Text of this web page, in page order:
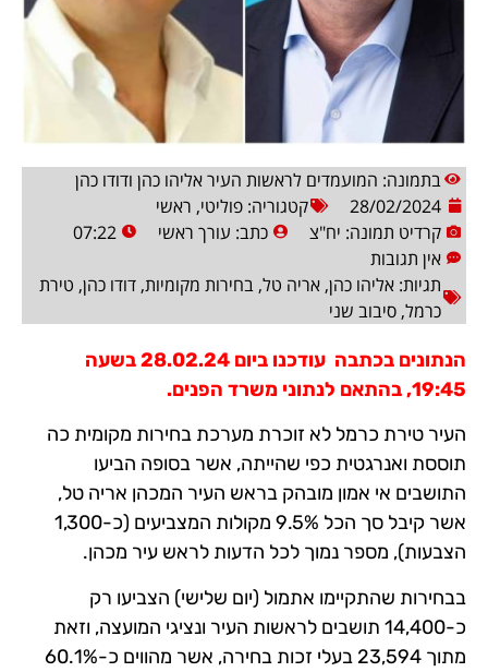
בתמונה: המועמדים לראשות העיר אליהו כהן ודודו כהן
28/02/2024
קטגוריה: פוליטי, ראשי
קרדיט תמונה: יח"צ
כתב: עורך ראשי
07:22
אין תגובות
תגיות: אליהו כהן, אריה טל, בחירות מקומיות, דודו כהן, טירת
כרמל, סיבוב שני
הנתונים בכתבה עודכנו ביום 28.02.24 בשעה
19:45, בהתאם לנתוני משרד הפנים.
העיר טירת כרמל לא זוכרת מערכת בחירות מקומית כה
תוססת ואנרגטית כפי שהייתה, אשר בסופה הביעו
התושבים אי אמון מובהק בראש העיר המכהן אריה טל,
אשר קיבל סך הכל 9.5% מקולות המצביעים (כ-1,300
הצבעות), מספר נמוך לכל הדעות לראש עיר מכהן.
בבחירות שהתקיימו אתמול (יום שלישי) הצביעו רק
כ-14,400 תושבים לראשות העיר ונציגי המועצה, וזאת
מתוך 23,594 בעלי זכות בחירה, אשר מהווים כ-60.1%